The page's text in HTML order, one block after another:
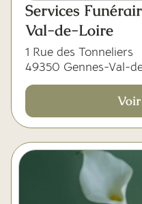
Services
Val-de-Loire
1 Rue des Tonneliers
49350 Gennes-Val-